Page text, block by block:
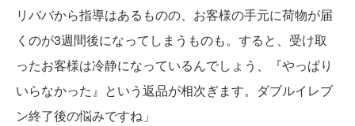
リババから指導はあるものの、お客様の手元に荷物が届
くのが3週間後になってしまうものも。すると、受け取
ったお客様は冷静になっているんでしょう、『やっぱり
いらなかった』という返品が相次ぎます。ダブルイレブ
ン終了後の悩みですね」